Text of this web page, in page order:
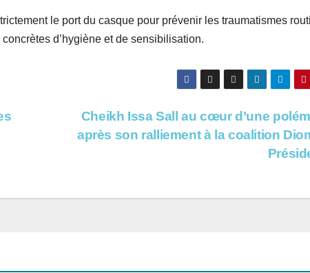
le port du casque pour prévenir les traumatismes
d’hygiène et de sensibilisation.
Cheikh Issa Sall au cœur d’une
après son ralliement à la coalition